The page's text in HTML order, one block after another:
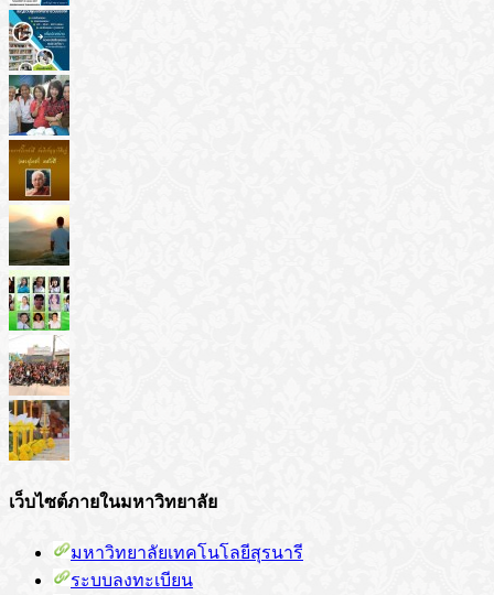
เว็บไซต์ภายในมหาวิทยาลัย
มหาวิทยาลัยเทคโนโลยีสุรนารี
ระบบลงทะเบียน